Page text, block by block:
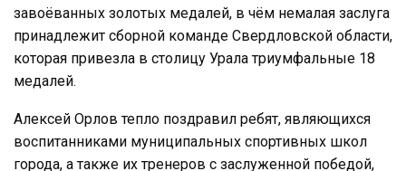
завоёванных золотых медалей, в чём немалая заслуга
принадлежит сборной команде Свердловской области,
которая привезла в столицу Урала триумфальные 18
медалей.
Алексей Орлов тепло поздравил ребят, являющихся
воспитанниками муниципальных спортивных школ
города, а также их тренеров с заслуженной победой,